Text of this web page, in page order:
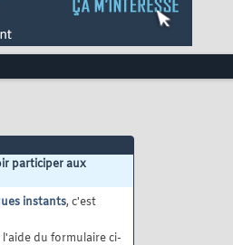
participer aux
instants, c'est
du formulaire ci-